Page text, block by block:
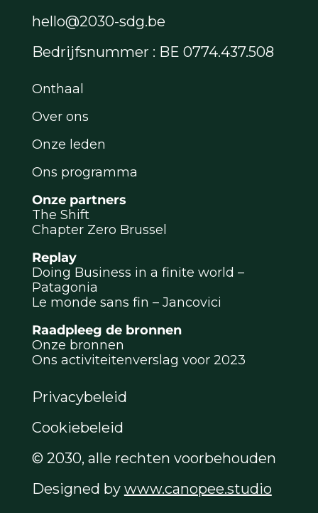
hello@2030-sdg.be
Bedrijfsnummer : BE 0774.437.508
Onthaal
Over ons
Onze leden
Ons programma
Onze partners
The Shift
Chapter Zero Brussel
Replay
Doing Business in a finite world –
Patagonia
Le monde sans fin – Jancovici
Raadpleeg de bronnen
Onze bronnen
Ons activiteitenverslag voor 2023
Privacybeleid
Cookiebeleid
© 2030, alle rechten voorbehouden
Designed by www.canopee.studio